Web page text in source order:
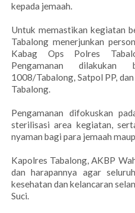
kepada jemaah.
Untuk memastikan kegiatan
Tabalong menerjunkan
Kabag Ops Polres
Pengamanan dilakukan
1008/Tabalong, Satpol PP,
Tabalong.
Pengamanan difokuskan
sterilisasi area kegiatan,
nyaman bagi para jemaah
Kapolres Tabalong, AKBP
dan harapannya agar
kesehatan dan kelancaran
Suci.